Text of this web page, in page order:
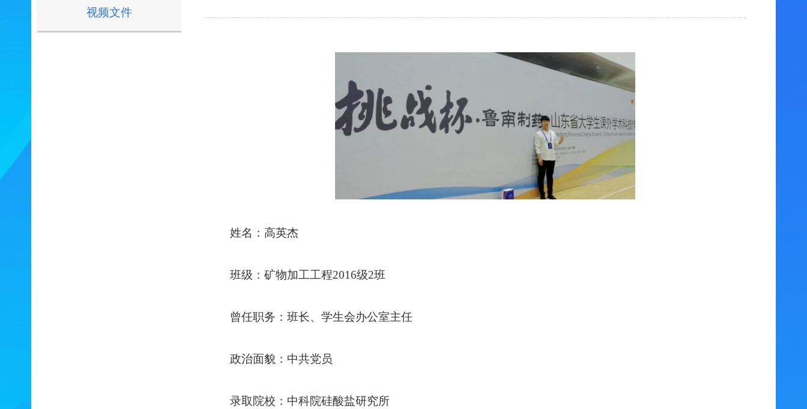
视频文件
姓名：高英杰
班级：矿物加工工程2016级2班
曾任职务：班长、学生会办公室主任
政治面貌：中共党员
录取院校：中科院硅酸盐研究所